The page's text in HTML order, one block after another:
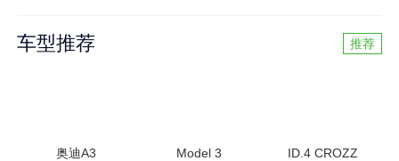
车型推荐 推荐
奥迪A3 Model 3 ID.4 CROZZ